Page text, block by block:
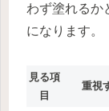
わず塗れるか
になります。
見る項
目
重視